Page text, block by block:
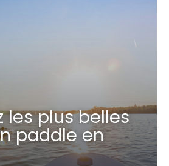
les plus belles
paddle en